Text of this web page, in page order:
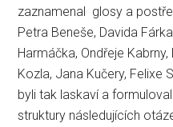
zaznamenal glosy a
Petra Beneše, Davida
Harmáčka, Ondřeje
Kozla, Jana Kučery, Felixe
byli tak laskaví a
struktury následujících